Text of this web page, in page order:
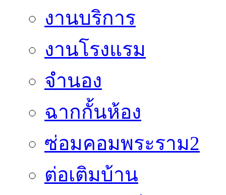
งานบริการ
งานโรงแรม
จำนอง
ฉากกั้นห้อง
ซ่อมคอมพระราม2
ต่อเติมบ้าน